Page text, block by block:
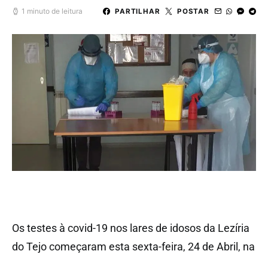
1 minuto de leitura PARTILHAR POSTAR
Os testes à covid-19 nos lares de idosos da Lezíria
do Tejo começaram esta sexta-feira, 24 de Abril, na